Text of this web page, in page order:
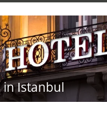
in Istanbul